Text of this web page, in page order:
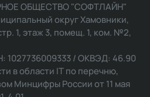
ОБЩЕСТВО "СОФТЛАЙН"
округ Хамовники,
1, этаж 3, помещ. 1, ком. №2,
1027736009333 / ОКВЭД: 46.90
в области IT по перечню,
Минцифры России от 11 мая